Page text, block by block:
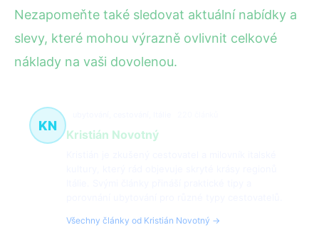
Nezapomeňte také sledovat aktuální nabídky a
slevy, které mohou výrazně ovlivnit celkové
náklady na vaši dovolenou.
KN
Kristián Novotný
Všechny články od Kristián Novotný →